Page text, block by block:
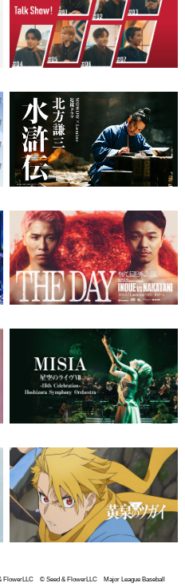
© Seed & FlowerLLC Major League Baseball